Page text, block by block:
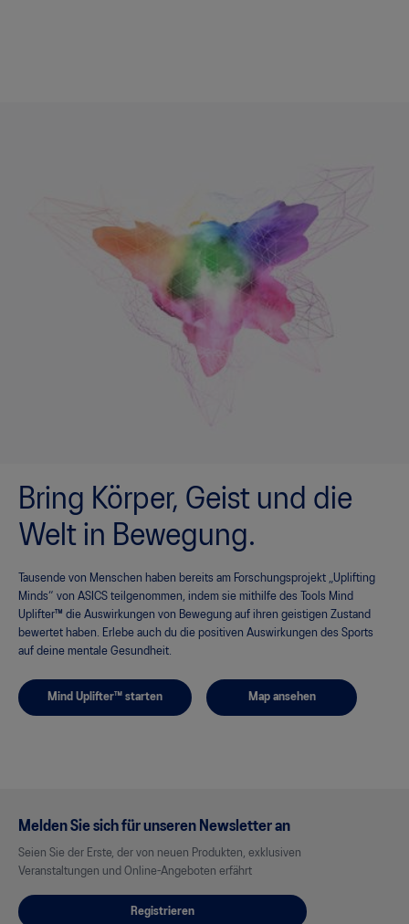
Bring Körper, Geist und die
Welt in Bewegung.
Tausende von Menschen haben bereits am Forschungsprojekt „Uplifting
Minds“ von ASICS teilgenommen, indem sie mithilfe des Tools Mind
Uplifter™ die Auswirkungen von Bewegung auf ihren geistigen Zustand
bewertet haben. Erlebe auch du die positiven Auswirkungen des Sports
auf deine mentale Gesundheit.
Mind Uplifter™ starten Map ansehen
Melden Sie sich für unseren Newsletter an
Seien Sie der Erste, der von neuen Produkten, exklusiven
Veranstaltungen und Online-Angeboten erfährt
Registrieren